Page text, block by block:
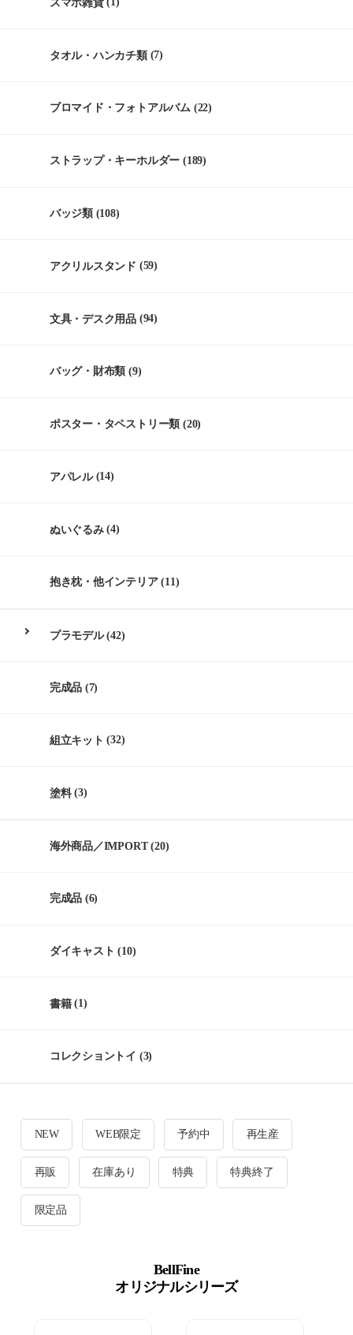
スマホ雑貨(1)
タオル・ハンカチ類(7)
ブロマイド・フォトアルバム (22)
ストラップ・キーホルダー (189)
バッジ類(108)
アクリルスタンド (59)
文具・デスク用品 (94)
バッグ・財布類 (9)
ポスター・タペストリー類 (20)
アパレル(14)
ぬいぐるみ(4)
抱き枕・他インテリア(11)
プラモデル(42)
完成品 (7)
組立キット (32)
塗料(3)
海外商品／IMPORT(20)
完成品 (6)
ダイキャスト (10)
書籍(1)
コレクショントイ (3)
NEW WEB限定 予約中 再生産
再販 在庫あり 特典 特典終了
限定品
BellFine
オリジナルシリーズ